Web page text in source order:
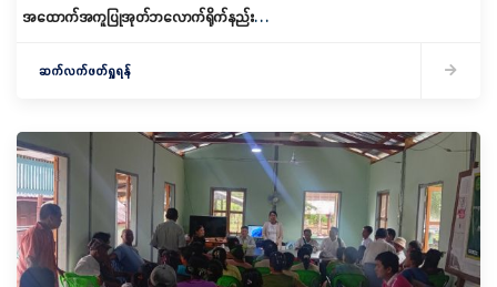
အထောက်အကူပြုအုတ်ဘလောက်ရိုက်နည်း
ဆက်လက်ဖတ်ရှုရန်